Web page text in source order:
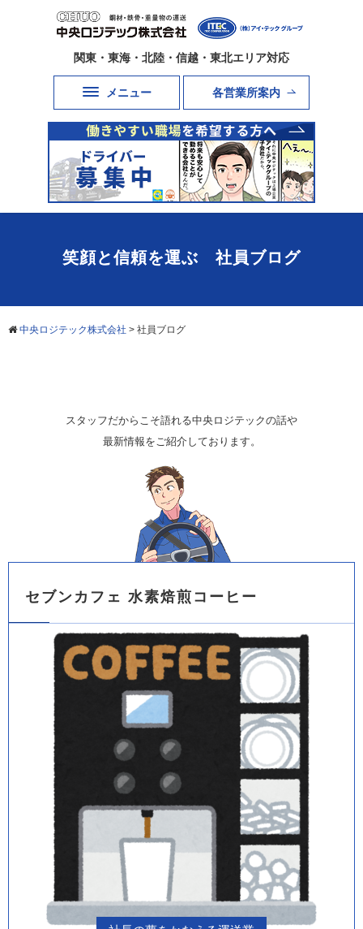
関東・東海・北陸・信越・東北エリア対応
メニュー 各営業所案内
笑顔と信頼を運ぶ 社員ブログ
中央ロジテック株式会社 > 社員ブログ
スタッフだからこそ語れる中央ロジテックの話や
最新情報をご紹介しております。
セブンカフェ 水素焙煎コーヒー